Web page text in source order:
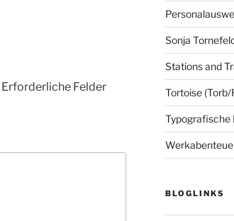
Erforderliche Felder
Sonja
Stations and
Tortoise (Torb/
Typografische
BLOGLINKS